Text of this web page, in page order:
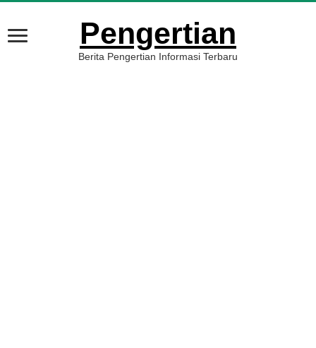
Pengertian
Berita Pengertian Informasi Terbaru